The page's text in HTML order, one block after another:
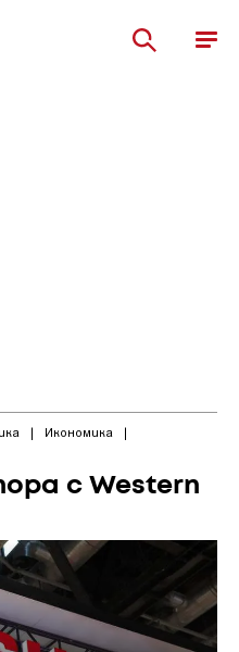
| Икономика |
с Western